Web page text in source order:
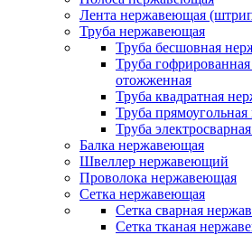
Лента нержавеющая
Труба нержавеющая
Труба бесшовная
Труба
отожженная
Труба квадратная
Труба
Труба
Балка нержавеющая
Швеллер нержавеющий
Проволока нержавеющая
Сетка нержавеющая
Сетка сварная
Сетка тканая